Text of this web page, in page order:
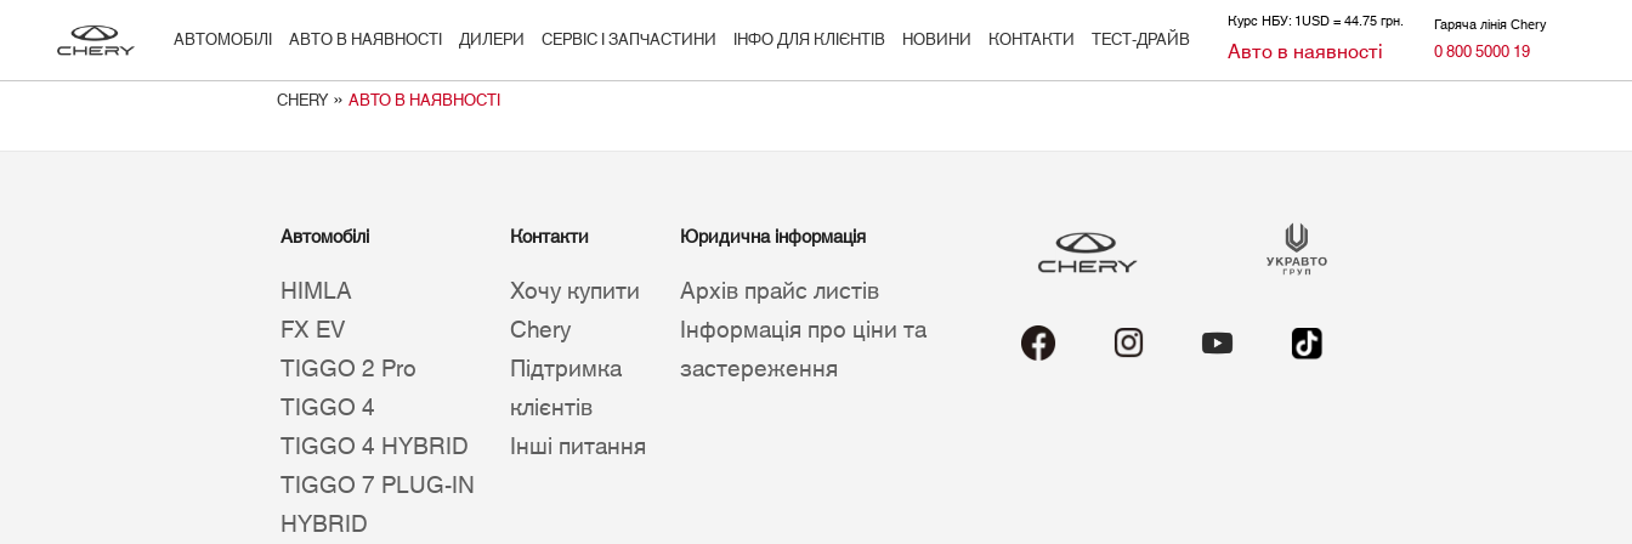
АВТОМОБІЛІ АВТО В НАЯВНОСТІ ДИЛЕРИ СЕРВІС І ЗАПЧАСТИНИ ІНФО ДЛЯ КЛІЄНТІВ НОВИНИ КОНТАКТИ ТЕСТ-ДРАЙВ
Курс НБУ: 1USD = 44.75 грн.
Авто в наявності
Гаряча лінія Chery
0 800 5000 19
CHERY»АВТО В НАЯВНОСТІ
Автомобілі
HIMLA
FX EV
TIGGO 2 Pro
TIGGO 4
TIGGO 4 HYBRID
TIGGO 7 PLUG-IN
HYBRID
Контакти
Хочу купити
Chery
Підтримка
клієнтів
Інші питання
Юридична інформація
Архів прайс листів
Інформація про ціни та
застереження